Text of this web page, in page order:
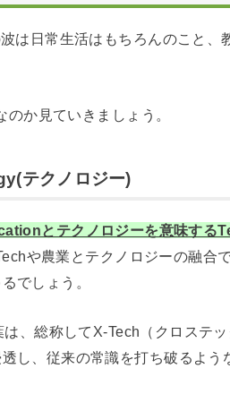
は日常生活はもちろんのこと、
か見ていきましょう。
テクノロジー)
とテクノロジーを意味する
や農業とテクノロジーの融合
でしょう。
、総称してX-Tech（クロステ
し、従来の常識を打ち破るよう